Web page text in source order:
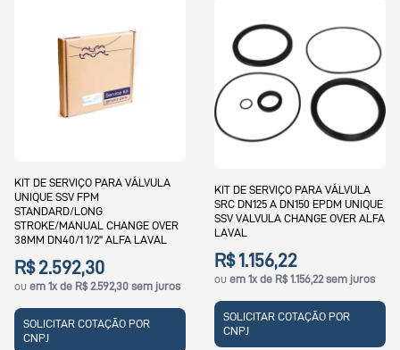
PARA VÁLVULA
CHANGE OVER
2" ALFA LAVAL
sem juros
POR
KIT DE SERVIÇO PARA VÁLVULA
SRC DN125 A DN150 EPDM UNIQUE
SSV VALVULA CHANGE OVER ALFA
LAVAL
ou em 1x de R$ 1.156,22 sem juros
SOLICITAR COTAÇÃO POR
CNPJ
KIT DE
SSV 700 1.1/2
STANDART/
CHANGE
ouem 1x de
SOLICITAR